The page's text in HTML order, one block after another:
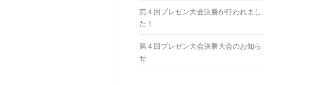
第４回プレゼン大会決勝が行われまし
た！
第４回プレゼン大会決勝大会のお知ら
せ